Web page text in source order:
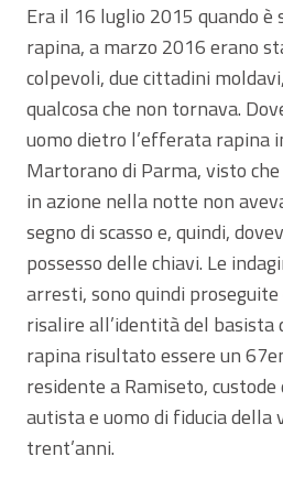
Era il 16 luglio 2015 quando
rapina, a marzo 2016 erano
colpevoli, due cittadini
qualcosa che non tornava.
uomo dietro l’efferata rapina
Martorano di Parma, visto
in azione nella notte non
segno di scasso e, quindi,
possesso delle chiavi. Le
arresti, sono quindi
risalire all’identità del
rapina risultato essere un
residente a Ramiseto,
autista e uomo di fiducia
trent’anni.